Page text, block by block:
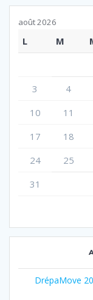
août 2026
L M
3
4
10
11
17
18
24
25
31
DrépaMove